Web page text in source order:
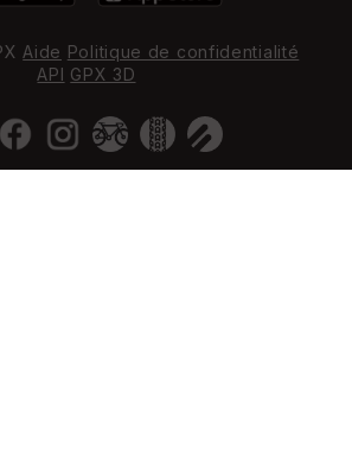
Aide Politique de confidentialité
API GPX 3D